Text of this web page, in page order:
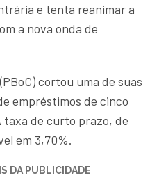
e tenta reanimar a
a nova onda de
cortou uma de suas
empréstimos de cinco
taxa de curto prazo, de
em 3,70%.
DA PUBLICIDADE